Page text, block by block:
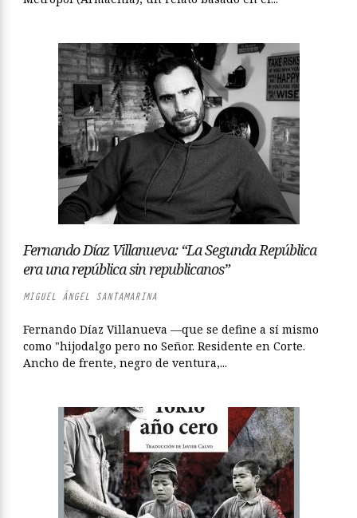
Fernando Díaz Villanueva: “La Segunda República
era una república sin republicanos”
MIGUEL ÁNGEL SANTAMARINA
Fernando Díaz Villanueva —que se define a sí mismo
como "hijodalgo pero no Señor. Residente en Corte.
Ancho de frente, negro de ventura,...